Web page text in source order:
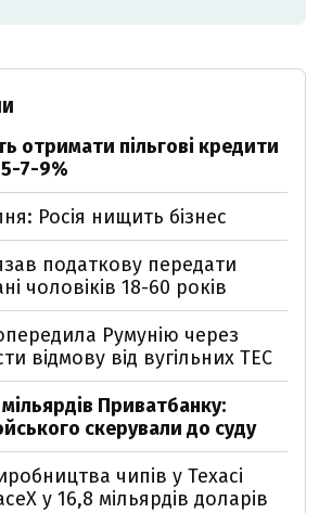
отримати пільгові кредити
7-9%
Росія нищить бізнес
податкову передати
чоловіків 18-60 років
Румунію через
відмову від вугільних ТЕС
Приватбанку:
скерували до суду
чипів у Техасі
у 16,8 мільярдів доларів